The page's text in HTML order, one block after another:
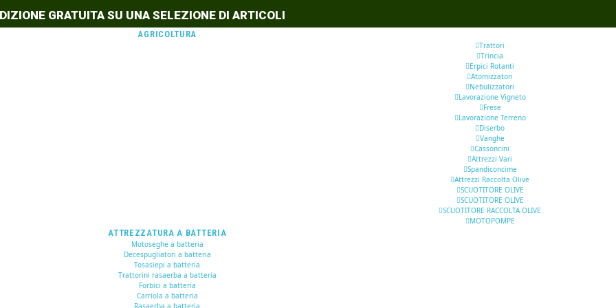
GRATUITA SU UNA SELEZIONE DI ARTICOLI
AGRICOLTURA
Trattori
Trincia
Erpici Rotanti
Atomizzatori
Nebulizzatori
Lavorazione Vigneto
Frese
Lavorazione Terreno
Diserbo
Vanghe
Cassoncini
Attrezzi Vari
Spandiconcime
Attrezzi Raccolta Olive
SCUOTITORE OLIVE
SCUOTITORE OLIVE
SCUOTITORE RACCOLTA OLIVE
MOTOPOMPE
ATTREZZATURA A BATTERIA
Motoseghe a batteria
Decespugliatori a batteria
Tosasiepi a batteria
Trattorini rasaerba a batteria
Forbici a batteria
Carriola a batteria
Rasaerba a batteria